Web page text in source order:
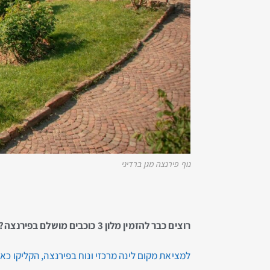
נוף פירנצה מגן ברדיני
רוצים כבר להזמין מלון 3 כוכבים מושלם בפירנצה?
למציאת מקום לינה מרכזי ונוח בפירנצה, הקליקו